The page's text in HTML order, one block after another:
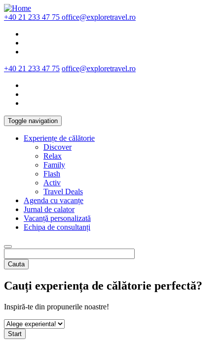
Skip to main content
+40 21 233 47 75 office@exploretravel.ro
+40 21 233 47 75 office@exploretravel.ro
Toggle navigation
Experiențe de călătorie
Discover
Relax
Family
Flash
Activ
Travel Deals
Agenda cu vacanțe
Jurnal de calator
Vacanță personalizată
Echipa de consultanți
Cauta
Cauți experiența de călătorie perfectă?
Inspiră-te din propunerile noastre!